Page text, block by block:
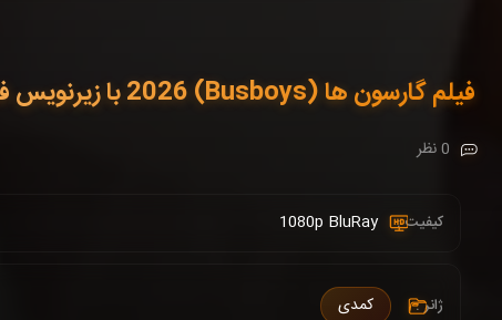
فیلم گارسون ها (Busboys) 2026 با زیرنویس فارسی
0 نظر
کیفیت : 1080p BluRay
ژانر : کمدی